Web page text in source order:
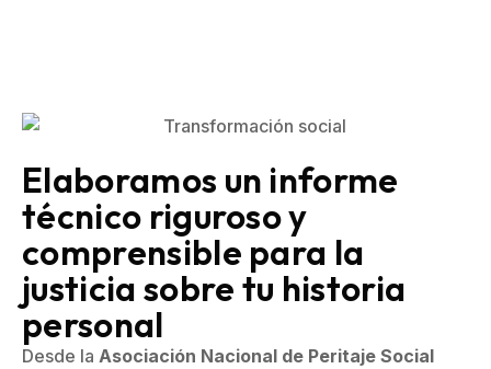
Elaboramos un informe
técnico riguroso y
comprensible para la
justicia sobre tu historia
personal
Desde la Asociación Nacional de Peritaje Social